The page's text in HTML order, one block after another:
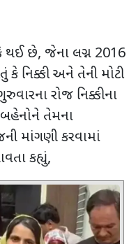
થઈ છે, જેના લગ્ન 2016
નિક્કી અને તેની મોટી
રોજ નિક્કીના
તેમના
માંગણી કરવામાં
કહ્યું,